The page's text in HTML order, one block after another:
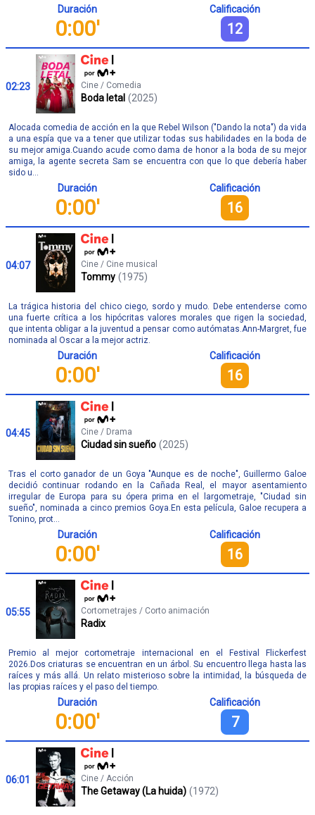
Duración
0:00'
Calificación
12
02:23 Cine / Comedia
Boda letal (2025)
Alocada comedia de acción en la que Rebel Wilson ("Dando la nota") da vida
a una espía que va a tener que utilizar todas sus habilidades en la boda de
su mejor amiga.Cuando acude como dama de honor a la boda de su mejor
amiga, la agente secreta Sam se encuentra con que lo que debería haber
sido u...
Duración
0:00'
Calificación
16
04:07 Cine / Cine musical
Tommy (1975)
La trágica historia del chico ciego, sordo y mudo. Debe entenderse como
una fuerte crítica a los hipócritas valores morales que rigen la sociedad,
que intenta obligar a la juventud a pensar como autómatas.Ann-Margret, fue
nominada al Oscar a la mejor actriz.
Duración
0:00'
Calificación
16
04:45 Cine / Drama
Ciudad sin sueño (2025)
Tras el corto ganador de un Goya "Aunque es de noche", Guillermo Galoe
decidió continuar rodando en la Cañada Real, el mayor asentamiento
irregular de Europa para su ópera prima en el largometraje, "Ciudad sin
sueño", nominada a cinco premios Goya.En esta película, Galoe recupera a
Tonino, prot...
Duración
0:00'
Calificación
16
05:55 Cortometrajes / Corto animación
Radix
Premio al mejor cortometraje internacional en el Festival Flickerfest
2026.Dos criaturas se encuentran en un árbol. Su encuentro llega hasta las
raíces y más allá. Un relato misterioso sobre la intimidad, la búsqueda de
las propias raíces y el paso del tiempo.
Duración
0:00'
Calificación
7
06:01 Cine / Acción
The Getaway (La huida) (1972)